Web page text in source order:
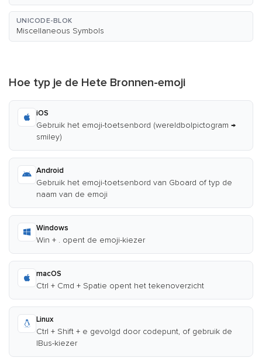
UNICODE-BLOK
Miscellaneous Symbols
Hoe typ je de Hete Bronnen-emoji
iOS
Gebruik het emoji-toetsenbord (wereldbolpictogram →
smiley)
Android
Gebruik het emoji-toetsenbord van Gboard of typ de
naam van de emoji
Windows
Win + . opent de emoji-kiezer
macOS
Ctrl + Cmd + Spatie opent het tekenoverzicht
Linux
Ctrl + Shift + e gevolgd door codepunt, of gebruik de
IBus-kiezer